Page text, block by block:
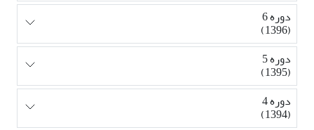
دوره 6
(1396)
دوره 5
(1395)
دوره 4
(1394)